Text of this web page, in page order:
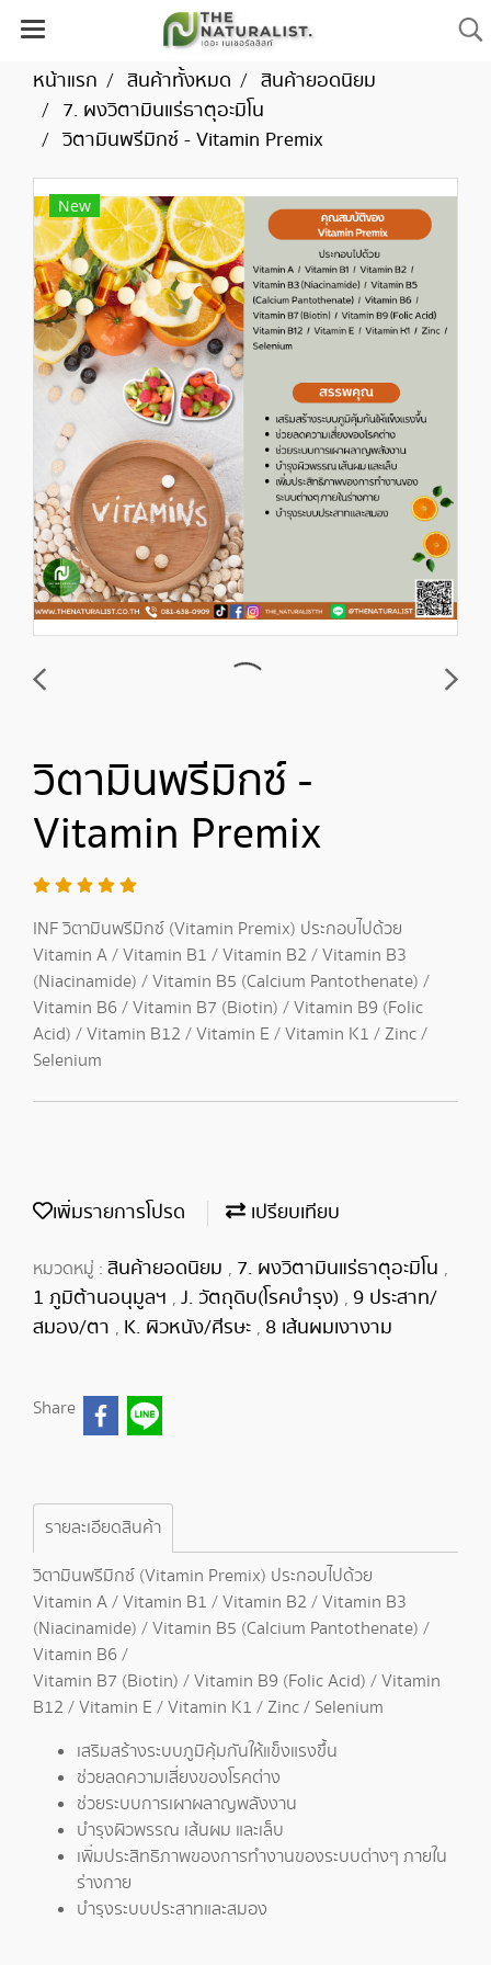
หน้าแรก สินค้าทั้งหมด
สินค้ายอดนิยม
7. ผงวิตามินแร่ธาตุอะมิโน
วิตามินพรีมิกซ์ - Vitamin Premix
New
วิตามินพรีมิกซ์ -
Vitamin Premix
INF วิตามินพรีมิกซ์ (Vitamin Premix) ประกอบไปด้วย
Vitamin A / Vitamin B1 / Vitamin B2 / Vitamin B3
(Niacinamide) / Vitamin B5 (Calcium Pantothenate) /
Vitamin B6 / Vitamin B7 (Biotin) / Vitamin B9 (Folic
Acid) / Vitamin B12 / Vitamin E / Vitamin K1 / Zinc /
Selenium
เพิ่มรายการโปรด เปรียบเทียบ
หมวดหมู่ : สินค้ายอดนิยม , 7. ผงวิตามินแร่ธาตุอะมิโน ,
1 ภูมิต้านอนุมูลฯ , J. วัตถุดิบ(โรคบำรุง) , 9 ประสาท/
สมอง/ตา , K. ผิวหนัง/ศีรษะ , 8 เส้นผมเงางาม
Share
รายละเอียดสินค้า
วิตามินพรีมิกซ์ (Vitamin Premix) ประกอบไปด้วย
Vitamin A / Vitamin B1 / Vitamin B2 / Vitamin B3
(Niacinamide) / Vitamin B5 (Calcium Pantothenate) /
Vitamin B6 /
Vitamin B7 (Biotin) / Vitamin B9 (Folic Acid) / Vitamin
B12 / Vitamin E / Vitamin K1 / Zinc / Selenium
เสริมสร้างระบบภูมิคุ้มกันให้แข็งแรงขึ้น
ช่วยลดความเสี่ยงของโรคต่าง
ช่วยระบบการเผาผลาญพลังงาน
บำรุงผิวพรรณ เส้นผม และเล็บ
เพิ่มประสิทธิภาพของการทำงานของระบบต่างๆ ภายใน
ร่างกาย
บำรุงระบบประสาทและสมอง